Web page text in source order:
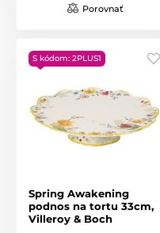
Porovnať
S kódom: 2PLUS1
Spring Awakening
podnos na tortu 33cm,
Villeroy & Boch